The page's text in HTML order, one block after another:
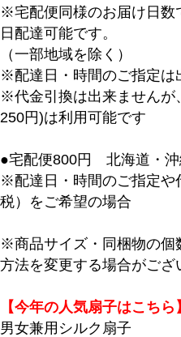
※宅配便同様のお届け日数
日配達可能です。
（一部地域を除く）
※配達日・時間のご指定は
※代金引換は出来ませんが
250円)は利用可能です
●宅配便800円 北海道・沖
※配達日・時間のご指定や
税）をご希望の場合
※商品サイズ・同梱物の個
方法を変更する場合がござ
【今年の人気扇子はこちら】
男女兼用シルク扇子